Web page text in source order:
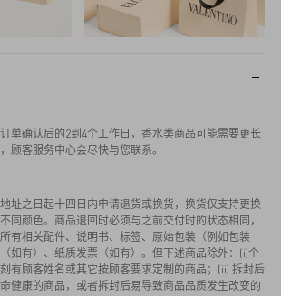
单确认后的2到4个工作日，香水类商品可能需要更长
顾客服务中心会尽快与您联系。
址之日起十四日内申请退货或换货，换货仅支持更换
同颜色。商品退回时必须与之前交付时的状态相同，
有相关配件、说明书、标签、原始包装（例如包装
如有）、纸质发票（如有）。但下述商品除外：(i)个
有顾客姓名或其它按顾客要求定制的商品；(ii) 拆封后
健康的商品，或者拆封后易导致商品品质发生改变的